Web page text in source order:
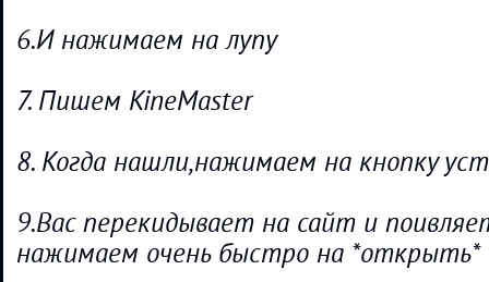
6.И нажимаем на лупу
7. Пишем KineMaster
8. Когда нашли,нажимаем на кнопку
9.Вас перекидывает на сайт и
нажимаем очень быстро на *открыть*